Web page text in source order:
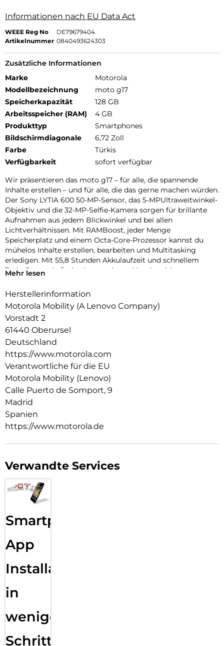
Informationen nach EU Data Act
WEEE Reg No
DE79679404
Artikelnummer 0840493624303
Zusätzliche Informationen
Marke
Motorola
Modellbezeichnung
moto g17
Speicherkapazität
128 GB
Arbeitsspeicher (RAM)
4 GB
Produkttyp
Smartphones
Bildschirmdiagonale
6,72 Zoll
Farbe
Türkis
Verfügbarkeit
sofort verfügbar
Wir präsentieren das moto g17 – für alle, die spannende
Inhalte erstellen – und für alle, die das gerne machen würden.
Der Sony LYTIA 600 50-MP-Sensor, das 5-MPUltraweitwinkel-
Objektiv und die 32-MP-Selfie-Kamera sorgen für brillante
Aufnahmen aus jedem Blickwinkel und bei allen
Lichtverhältnissen. Mit RAMBoost, jeder Menge
Speicherplatz und einem Octa-Core-Prozessor kannst du
mühelos Inhalte erstellen, bearbeiten und Multitasking
erledigen. Mit 55,8 Stunden Akkulaufzeit und schnellem
TurboPower-Aufladen kannst du problemlos deine
dir deine Creators,Reels und Videos auf einem scharfen,
und Dolby Atmos-Sound an. Und das alles mit einem
hochwertigen Look-and-Feel, und in einer Qualität, die auf
Langlebigkeit ausgelegt ist. Das neue moto g17 ist in jeder
Hinsicht ein Gewinner.
Mehr lesen
Herstellerinformation
Motorola Mobility (A Lenovo Company)
Vorstadt 2
61440 Oberursel
Deutschland
https://www.motorola.com
Verantwortliche für die EU
Motorola Mobility (Lenovo)
Calle Puerto de Somport, 9
Madrid
Spanien
https://www.motorola.de
Verwandte Services
Smartphone
App
Installation
in
wenigen
Schritten